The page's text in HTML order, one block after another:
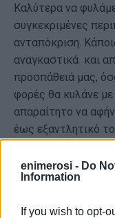
enimerosi - Do
Information
If you wish to opt-
Καλύτερα να
συγκεκριμένες
ανταπόκριση.
αναγκαστικά και
προσπάθειά μας,
φορές θα κυλάνε
απαραίτητο να
έως εξαντλητικό
δημιουργική
το άγχος μας σε
Από την άποψη της